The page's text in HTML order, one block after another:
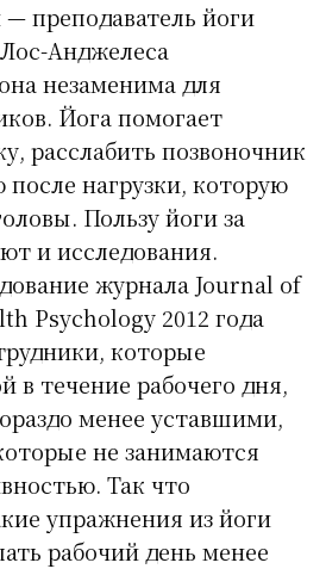
преподаватель йоги
Анджелеса
незаменима для
Йога помогает
расслабить позвоночник
после нагрузки, которую
Пользу йоги за
и исследования.
журнала Journal of
Psychology 2012 года
которые
в течение рабочего дня,
менее уставшими,
не занимаются
Так что
упражнения из йоги
рабочий день менее